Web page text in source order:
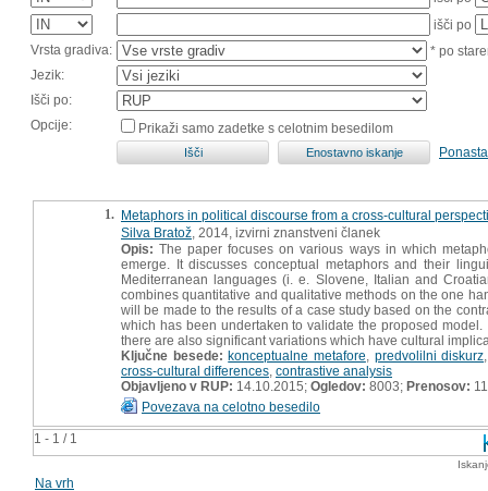
išči po
Vrsta gradiva:
* po
Jezik:
Išči po:
Opcije:
Prikaži samo zadetke s celotnim besedilom
1 - 1 / 1
1. Metaphors in political discourse from a cross-cultural
Silva Bratož , 2014, izvirni znanstveni članek
Opis: The paper focuses on various ways in which
emerge. It discusses conceptual metaphors and their
Mediterranean languages (i. e. Slovene, Italian and
combines quantitative and qualitative methods on the one
will be made to the results of a case study based on the
which has been undertaken to validate the proposed
there are also significant variations which have cultural
Ključne besede: konceptualne metafore predvolilni diskurz
cross-cultural differences contrastive analysis
Objavljeno v RUP: 14.10.2015; Ogledov: 8003; Prenosov:
Povezava na celotno besedilo
Na vrh